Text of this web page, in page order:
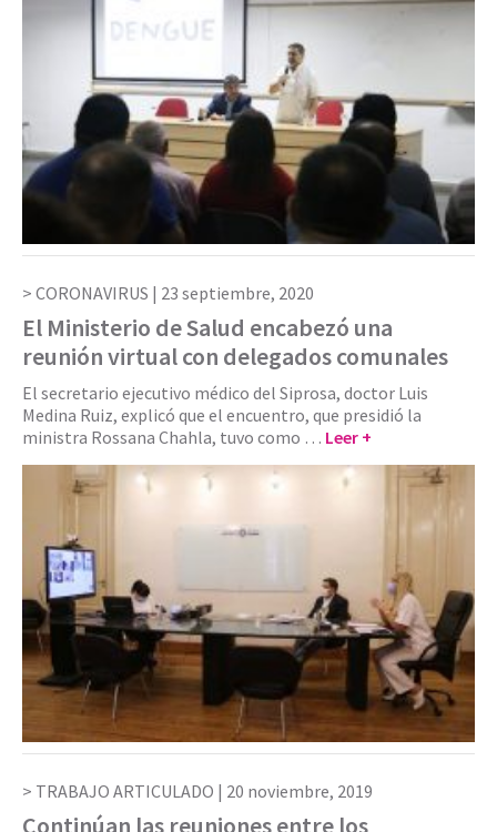
CORONAVIRUS | 23 septiembre, 2020
El Ministerio de Salud encabezó una
reunión virtual con delegados comunales
El secretario ejecutivo médico del Siprosa, doctor Luis
Medina Ruiz, explicó que el encuentro, que presidió la
ministra Rossana Chahla, tuvo como … Leer +
TRABAJO ARTICULADO | 20 noviembre, 2019
Continúan las reuniones entre los